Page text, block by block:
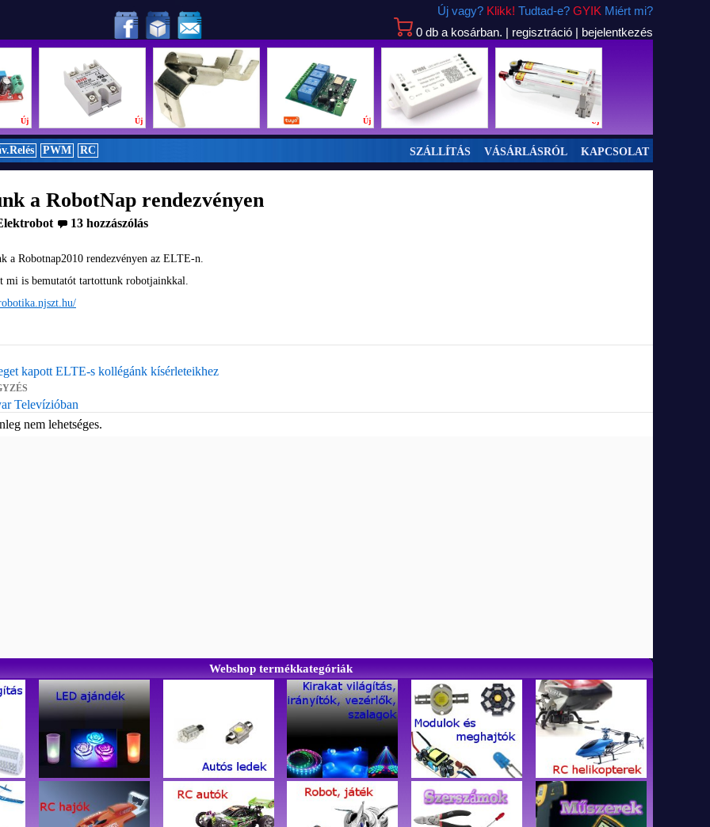
döntőjében!
0 db a kosárban. | regisztráció | bejelentkezés
Új vagy? Klikk! Tudtad-e? GYIK Miért mi?
Új Új Új Új
PWM RC SZÁLLÍTÁS VÁSÁRLÁSRÓL KAPCSOLAT
a RobotNap rendezvényen
13 hozzászólás
a Robotnap2010 rendezvényen az ELTE-n.
mi is bemutatót tartottunk robotjainkkal.
kapott ELTE-s kollégánk kísérleteikhez
Televízióban
nem lehetséges.
Webshop termékkategóriák